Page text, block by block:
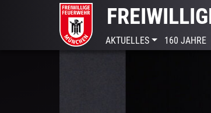
AKTUELLES 160 JAHRE